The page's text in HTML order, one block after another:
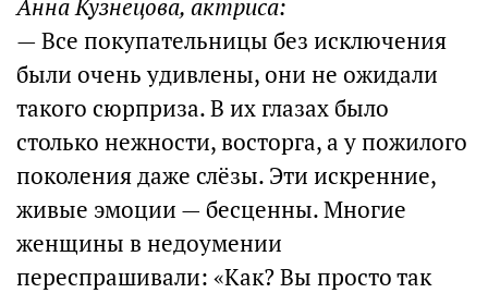
Анна Кузнецова, актриса:
— Все покупательницы без исключения
были очень удивлены, они не ожидали
такого сюрприза. В их глазах было
столько нежности, восторга, а у пожилого
поколения даже слёзы. Эти искренние,
живые эмоции — бесценны. Многие
женщины в недоумении
переспрашивали: «Как? Вы просто так